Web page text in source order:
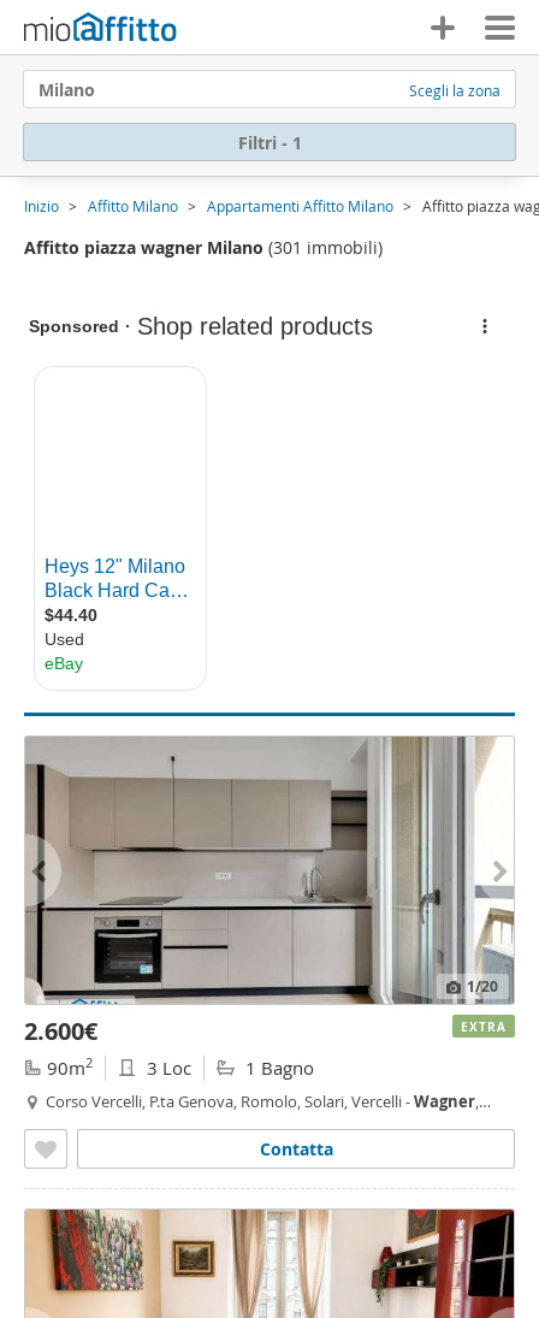
Milano Scegli la zona
Filtri - 1
Inizio Affitto Milano Appartamenti Affitto Milano Affitto piazza
Affitto piazza wagner Milano (301 immobili)
1/20
2.600€
90m2 3 Loc 1 Bagno
Corso Vercelli, P.ta Genova, Romolo, Solari, Vercelli -Wagner,
Contatta
EXTRA